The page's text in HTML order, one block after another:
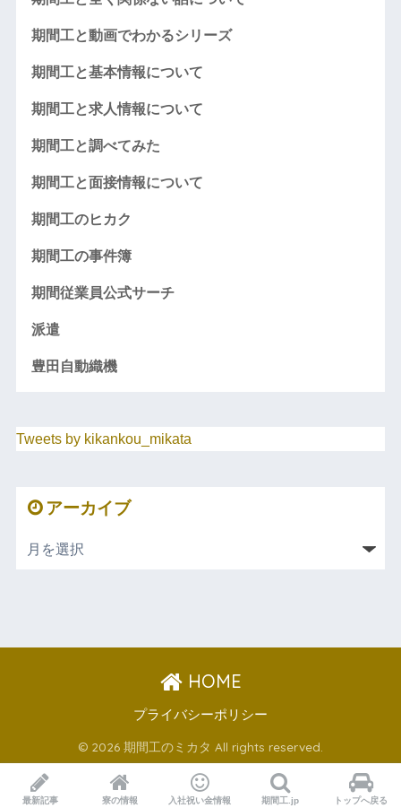
期間工と動画でわかるシリーズ
期間工と基本情報について
期間工と求人情報について
期間工と調べてみた
期間工と面接情報について
期間工のヒカク
期間工の事件簿
期間従業員公式サーチ
派遣
豊田自動織機
Tweets by kikankou_mikata
アーカイブ
HOME
プライバシーポリシー
© 2026 期間工のミカタ All rights reserved.
最新記事 寮の情報 入社祝い金情報 期間工.jp トップへ戻る